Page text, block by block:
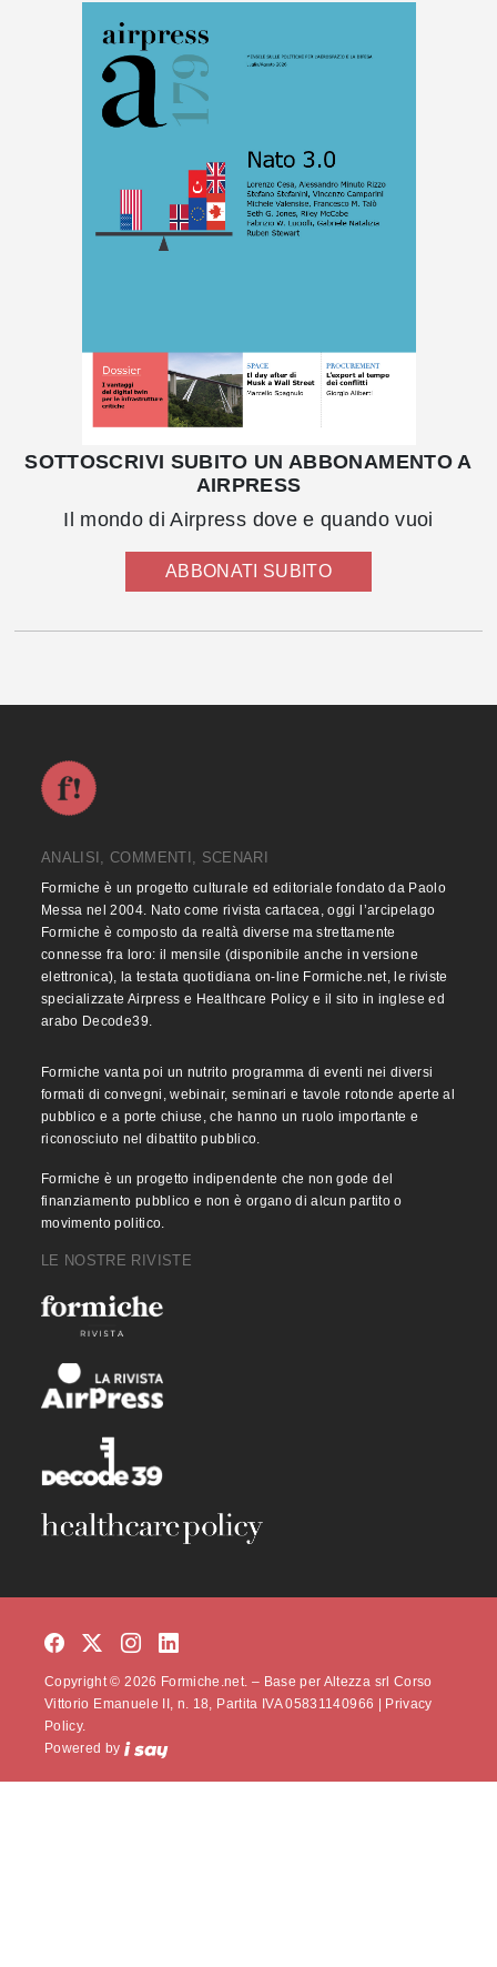
SOTTOSCRIVI SUBITO UN ABBONAMENTO A
AIRPRESS
Il mondo di Airpress dove e quando vuoi
ABBONATI SUBITO
ANALISI, COMMENTI, SCENARI
Formiche è un progetto culturale ed editoriale fondato da Paolo
Messa nel 2004. Nato come rivista cartacea, oggi l’arcipelago
Formiche è composto da realtà diverse ma strettamente
connesse fra loro: il mensile (disponibile anche in versione
elettronica), la testata quotidiana on-line Formiche.net, le riviste
specializzate Airpress e Healthcare Policy e il sito in inglese ed
arabo Decode39.
Formiche vanta poi un nutrito programma di eventi nei diversi
formati di convegni, webinair, seminari e tavole rotonde aperte al
pubblico e a porte chiuse, che hanno un ruolo importante e
riconosciuto nel dibattito pubblico.
Formiche è un progetto indipendente che non gode del
finanziamento pubblico e non è organo di alcun partito o
movimento politico.
LE NOSTRE RIVISTE
Copyright © 2026 Formiche.net. – Base per Altezza srl Corso
Vittorio Emanuele II, n. 18, Partita IVA 05831140966 |
Privacy
Policy.
Powered by